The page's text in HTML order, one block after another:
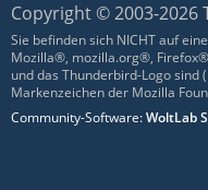
Copyright © 2003-2026
Sie befinden sich NICHT auf
Mozilla®, mozilla.org®,
und das Thunderbird-Logo sind
Markenzeichen der Mozilla
Community-Software:WoltLab